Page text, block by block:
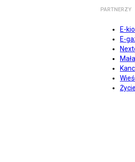
PARTNERZY
E-
E-